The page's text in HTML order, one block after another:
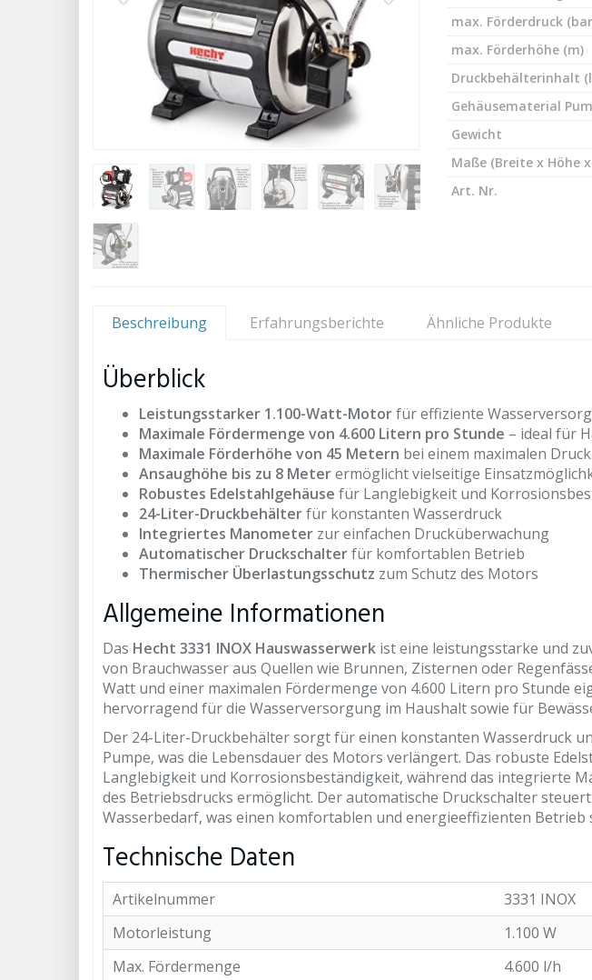
max. Förderdruck
max. Förderhöhe (m)
Druckbehälterinhalt
Gehäusematerial
Gewicht
Maße (Breite x Höhe
Art. Nr.
Beschreibung Erfahrungsberichte Ähnliche Produkte
Überblick
Leistungsstarker 1.100-Watt-Motorfür effiziente
Maximale Fördermenge von 4.600 Litern pro Stunde – ideal für
Maximale Förderhöhe von 45 Metern bei einem maximalen
Ansaughöhe bis zu 8 Meterermöglicht vielseitige
Robustes Edelstahlgehäuse für Langlebigkeit und
24-Liter-Druckbehälterfür konstanten Wasserdruck
Integriertes Manometer zur einfachen Drucküberwachung
Automatischer Druckschalterfür komfortablen Betrieb
Thermischer Überlastungsschutz zum Schutz des Motors
Allgemeine Informationen
Das Hecht 3331 INOX Hauswasserwerk ist eine leistungsstarke und
von Brauchwasser aus Quellen wie Brunnen, Zisternen oder
Watt und einer maximalen Fördermenge von 4.600 Litern pro Stunde
hervorragend für die Wasserversorgung im Haushalt sowie für
Der 24-Liter-Druckbehälter sorgt für einen konstanten Wasserdruck
Pumpe, was die Lebensdauer des Motors verlängert. Das robuste
Langlebigkeit und Korrosionsbeständigkeit, während das integrierte
des Betriebsdrucks ermöglicht. Der automatische Druckschalter
Wasserbedarf, was einen komfortablen und energieeffizienten Betrieb
Technische Daten
Artikelnummer
3331 INOX
Motorleistung
1.100 W
Max. Fördermenge
4.600 l/h